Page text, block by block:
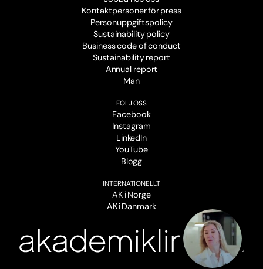
Kontaktpersoner för press
Personuppgiftspolicy
Sustainability policy
Business code of conduct
Sustainability report
Annual report
Man
FÖLJ OSS
Facebook
Instagram
LinkedIn
YouTube
Blogg
INTERNATIONELLT
AK i Norge
AK i Danmark